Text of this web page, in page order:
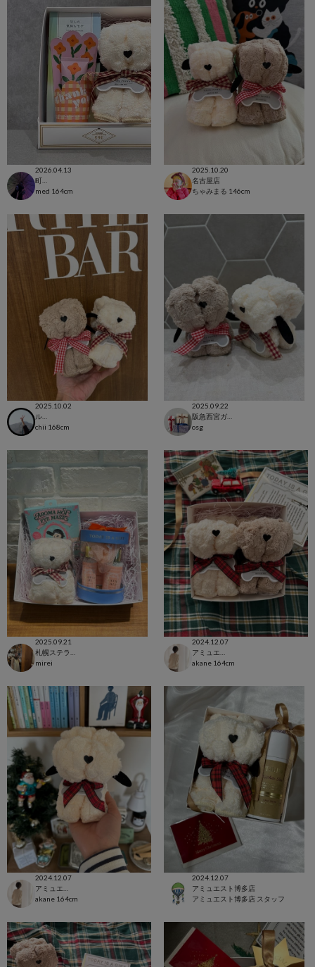
2026.04.13
med 164cm
2025.10.20
名古屋店
ちゃみまる 146cm
2025.10.02
chii 168cm
2025.09.22
阪急西宮ガーデンズ店
osg
2025.09.21
mirei
2024.12.07
akane 164cm
2024.12.07
akane 164cm
2024.12.07
アミュエスト博多店
アミュエスト博多店 スタッフ